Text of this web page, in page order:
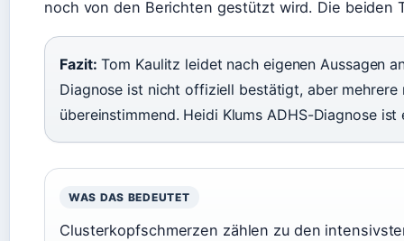
noch von den Berichten gestützt wird. Die beiden
Fazit: Tom Kaulitz leidet nach eigenen Aussagen
Diagnose ist nicht offiziell bestätigt, aber
übereinstimmend. Heidi Klums ADHS-Diagnose ist
WAS DAS BEDEUTET
Clusterkopfschmerzen zählen zu den